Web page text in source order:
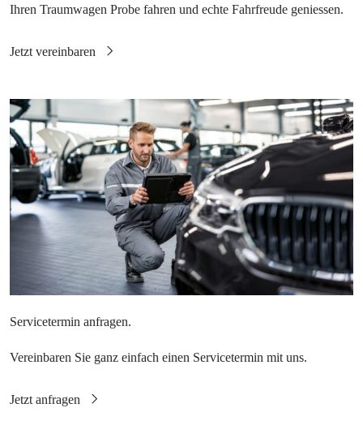
Ihren Traumwagen Probe fahren und echte Fahrfreude geniessen.
Vereinbaren Sie ganz einfach einen Servicetermin mit uns.